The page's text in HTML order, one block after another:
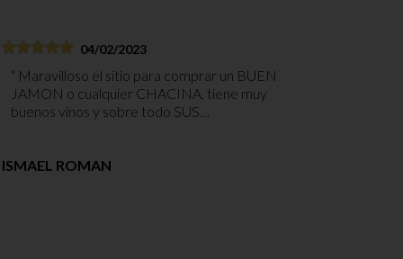
04/02/2023
JAMON o cualquier CHACINA, tiene muy
buenos vinos y sobre todo SUS
COMPRAR CUALQUIER COSA.
ISMAEL ROMAN